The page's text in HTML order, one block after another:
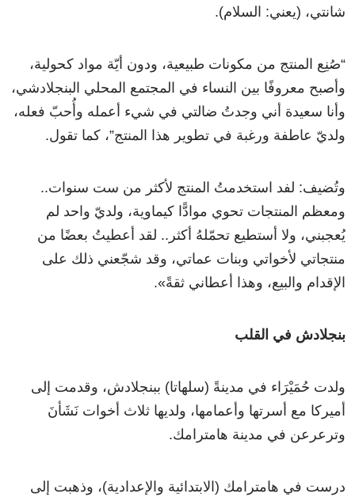
شانتي، (يعني: السلام).
“صُنِع المنتج من مكونات طبيعية، ودون أيّة مواد كحولية،
وأصبح معروفًا بين النساء في المجتمع المحلي البنجلادشي،
وأنا سعيدة أني وجدتُ ضالتي في شيء أعمله وأُحبّ فعله،
ولديّ عاطفة ورغبة في تطوير هذا المنتج”، كما تقول.
وتُضيف: لفد استخدمتُ المنتج لأكثر من ست سنوات..
ومعظم المنتجات تحوي موادًّا كيماوية، ولديّ واحد لم
يُعجبني، ولا أستطيع تحمّلهُ أكثر.. لقد أعطيتُ بعضًا من
منتجاتي لأخواتي وبنات عماتي، وقد شجّعني ذلك على
الإقدام والبيع، وهذا أعطاني ثقةً».
بنجلادش في القلب
ولدت حُمَيْرَاء في مدينةً (سلهاتا) ببنجلادش، وقدمت إلى
أميركا مع أسرتها وأعمامها، ولديها ثلاث أخوات نَشَأنَ
وترعرعن في مدينة هامترامك.
درست في هامترامك (الابتدائية والإعدادية)، وذهبت إلى